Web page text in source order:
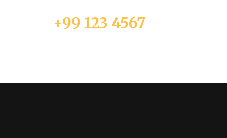
+99 123 4567